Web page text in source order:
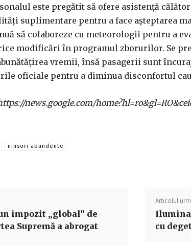
este pregătit să ofere asistență
suplimentare pentru a face așteptarea
să colaboreze cu meteorologii pentru a
modificări în programul zborurilor. Se
vremii, însă pasagerii sunt
oficiale pentru a diminua disconfortul
news.google.com/
ninsori abundente
impozit „global” de
Supremă a abrogat
Articolul
cu